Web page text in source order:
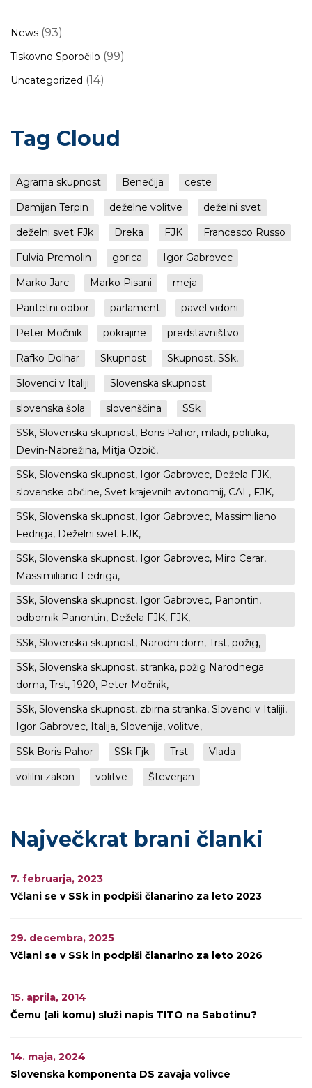
News (93)
Tiskovno Sporočilo (99)
Uncategorized (14)
Tag Cloud
Agrarna skupnost Benečija
ceste
Damijan Terpin
deželne volitve
deželni svet
deželni svet FJk
Dreka FJK
Francesco Russo
Fulvia Premolin
gorica
Igor Gabrovec
Marko Jarc
Marko Pisani
meja
Paritetni odbor
parlament
pavel vidoni
Peter Močnik
pokrajine
predstavništvo
Rafko Dolhar
Skupnost
Skupnost, SSk,
Slovenci v Italiji
Slovenska skupnost
slovenska šola
slovenščina
SSk
SSk, Slovenska skupnost, Boris Pahor, mladi, politika,
Devin-Nabrežina, Mitja Ozbič,
SSk, Slovenska skupnost, Igor Gabrovec, Dežela FJK,
slovenske občine, Svet krajevnih avtonomij, CAL, FJK,
SSk, Slovenska skupnost, Igor Gabrovec, Massimiliano
Fedriga, Deželni svet FJK,
SSk, Slovenska skupnost, Igor Gabrovec, Miro Cerar,
Massimiliano Fedriga,
SSk, Slovenska skupnost, Igor Gabrovec, Panontin,
odbornik Panontin, Dežela FJK, FJK,
SSk, Slovenska skupnost, Narodni dom, Trst, požig,
SSk, Slovenska skupnost, stranka, požig Narodnega
doma, Trst, 1920, Peter Močnik,
SSk, Slovenska skupnost, zbirna stranka, Slovenci v Italiji,
Igor Gabrovec, Italija, Slovenija, volitve,
SSk Boris Pahor
SSk Fjk Trst
Vlada
volilni zakon
volitve Števerjan
Največkrat brani članki
7. februarja, 2023
Včlani se v SSk in podpiši članarino za leto 2023
29. decembra, 2025
Včlani se v SSk in podpiši članarino za leto 2026
15. aprila, 2014
Čemu (ali komu) služi napis TITO na Sabotinu?
14. maja, 2024
Slovenska komponenta DS zavaja volivce